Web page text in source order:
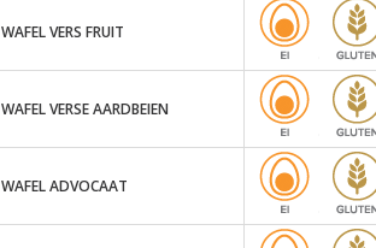
WAFEL VERS FRUIT
WAFEL VERSE AARDBEIEN
WAFEL ADVOCAAT